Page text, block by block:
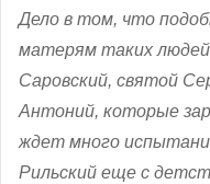
Дело в том, что
матерям таких
Саровский, святой
Антоний, которые
ждет много
Рильский еще с